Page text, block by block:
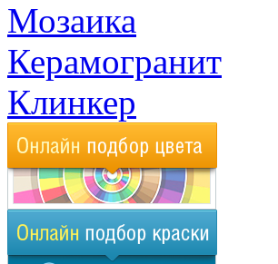
Мозаика
Керамогранит
Клинкер